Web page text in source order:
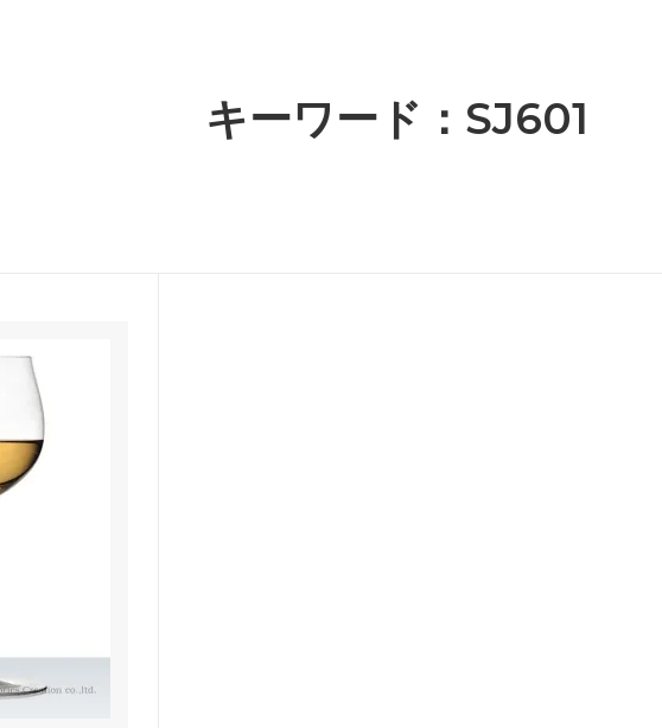
その他のワインオープナー シャンパンオープナー
家飲みワイングッズ集 お買い物でJALマイルがたまる
キーワード：SJ601